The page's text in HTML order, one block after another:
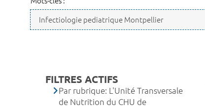
FILTRES ACTIFS
Par rubrique: L'Unité Transversale
de Nutrition du CHU de